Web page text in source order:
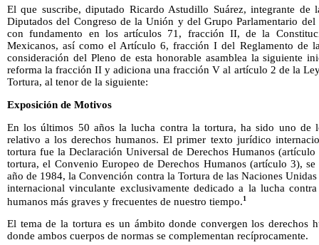
El que suscribe, diputado Ricardo Astudillo Suárez, integrante
Diputados del Congreso de la Unión y del Grupo Parlamentario
con fundamento en los artículos 71, fracción II, de la
Mexicanos, así como el Artículo 6, fracción I del Reglamento de
consideración del Pleno de esta honorable asamblea la siguiente
reforma la fracción II y adiciona una fracción V al artículo 2 de la
Tortura, al tenor de la siguiente:
Exposición de Motivos
En los últimos 50 años la lucha contra la tortura, ha sido uno de
relativo a los derechos humanos. El primer texto jurídico
tortura fue la Declaración Universal de Derechos Humanos
tortura, el Convenio Europeo de Derechos Humanos (artículo 3),
año de 1984, la Convención contra la Tortura de las Naciones
internacional vinculante exclusivamente dedicado a la lucha
humanos más graves y frecuentes de nuestro tiempo.1
El tema de la tortura es un ámbito donde convergen los derechos
donde ambos cuerpos de normas se complementan recíprocamente.